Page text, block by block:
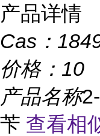
产品详情
Cas：
价格： 10
产品名称
苄 查看相